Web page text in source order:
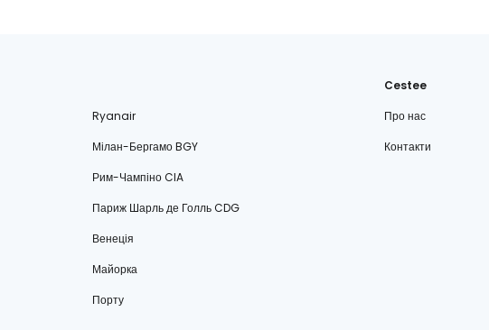
Ryanair
Мілан-Бергамо BGY
Рим-Чампіно CIA
Париж Шарль де Голль CDG
Венеція
Майорка
Порту
Cestee
Про нас
Контакти